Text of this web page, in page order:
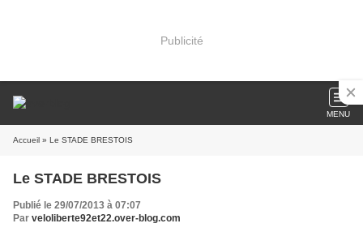
Publicité
MENU
Accueil » Le STADE BRESTOIS
Le STADE BRESTOIS
Publié le 29/07/2013 à 07:07
Par veloliberte92et22.over-blog.com